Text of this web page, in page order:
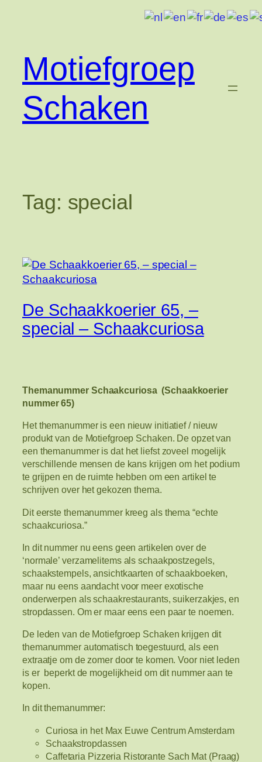
inhoudMotiefgroep
Schaken
Tag: special
De Schaakkoerier 65, –
special – Schaakcuriosa
Themanummer Schaakcuriosa (Schaakkoerier
nummer 65)
Het themanummer is een nieuw initiatief / nieuw
produkt van de Motiefgroep Schaken. De opzet van
een themanummer is dat het liefst zoveel mogelijk
verschillende mensen de kans krijgen om het podium
te grijpen en de ruimte hebben om een artikel te
schrijven over het gekozen thema.
Dit eerste themanummer kreeg als thema “echte
schaakcuriosa.”
In dit nummer nu eens geen artikelen over de
‘normale’ verzamelitems als schaakpostzegels,
schaakstempels, ansichtkaarten of schaakboeken,
maar nu eens aandacht voor meer exotische
onderwerpen als schaakrestaurants, suikerzakjes, en
stropdassen. Om er maar eens een paar te noemen.
De leden van de Motiefgroep Schaken krijgen dit
themanummer automatisch toegestuurd, als een
extraatje om de zomer door te komen. Voor niet leden
is er beperkt de mogelijkheid om dit nummer aan te
kopen.
In dit themanummer:
Curiosa in het Max Euwe Centrum Amsterdam
Schaakstropdassen
Caffetaria Pizzeria Ristorante Sach Mat (Praag)